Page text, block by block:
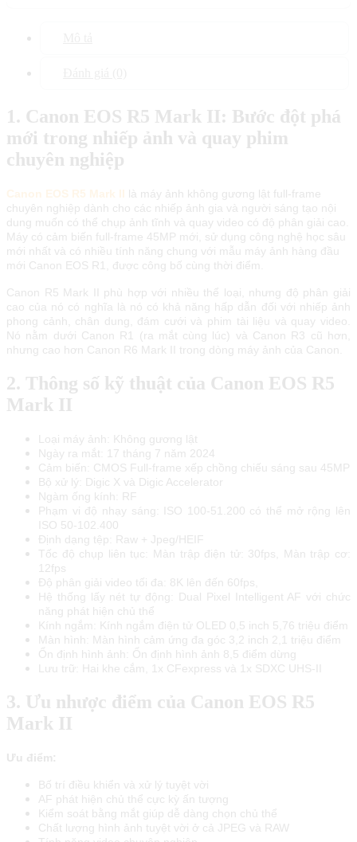
1. Canon EOS R5 Mark II: Bước đột phá
mới trong nhiếp ảnh và quay phim
chuyên nghiệp
là máy ảnh không gương lật full-frame
chuyên nghiệp dành cho các nhiếp ảnh gia và người sáng tạo nội
dung muốn có thể chụp ảnh tĩnh và quay video có độ phân giải cao.
Máy có cảm biến full-frame 45MP mới, sử dụng công nghệ học sâu
mới nhất và có nhiều tính năng chung với mẫu máy ảnh hàng đầu
mới Canon EOS R1, được công bố cùng thời điểm.
Canon R5 Mark II phù hợp với nhiều thể loại, nhưng độ phân giải
cao của nó có nghĩa là nó có khả năng hấp dẫn đối với nhiếp ảnh
phong cảnh, chân dung, đám cưới và phim tài liệu và quay video.
Nó nằm dưới Canon R1 (ra mắt cùng lúc) và Canon R3 cũ hơn,
nhưng cao hơn Canon R6 Mark II trong dòng máy ảnh của Canon.
2. Thông số kỹ thuật của Canon EOS R5
Mark II
Loại máy ảnh: Không gương lật
Ngày ra mắt: 17 tháng 7 năm 2024
Cảm biến: CMOS Full-frame xếp chồng chiếu sáng sau 45MP
Bộ xử lý: Digic X và Digic Accelerator
Ngàm ống kính: RF
Phạm vi độ nhạy sáng: ISO 100-51.200 có thể mở rộng lên
ISO 50-102.400
Định dạng tệp: Raw + Jpeg/HEIF
Tốc độ chụp liên tục: Màn trập điện tử: 30fps, Màn trập cơ:
12fps
Độ phân giải video tối đa: 8K lên đến 60fps,
Hệ thống lấy nét tự động: Dual Pixel Intelligent AF với chức
năng phát hiện chủ thể
Kính ngắm: Kính ngắm điện tử OLED 0,5 inch 5,76 triệu điểm
Màn hình: Màn hình cảm ứng đa góc 3,2 inch 2,1 triệu điểm
Ổn định hình ảnh: Ổn định hình ảnh 8,5 điểm dừng
Lưu trữ: Hai khe cắm, 1x CFexpress và 1x SDXC UHS-II
3. Ưu nhược điểm của Canon EOS R5
Mark II
Ưu điểm:
Bố trí điều khiển và xử lý tuyệt vời
AF phát hiện chủ thể cực kỳ ấn tượng
Kiểm soát bằng mắt giúp dễ dàng chọn chủ thể
Chất lượng hình ảnh tuyệt vời ở cả JPEG và RAW